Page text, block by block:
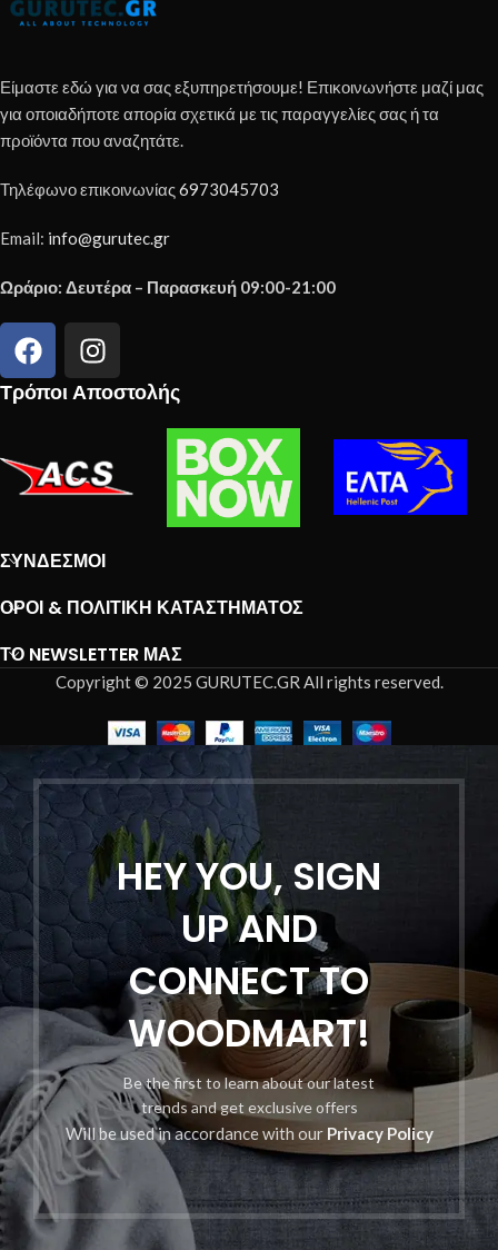
Είμαστε εδώ για να σας εξυπηρετήσουμε! Επικοινωνήστε μαζί μας
για οποιαδήποτε απορία σχετικά με τις παραγγελίες σας ή τα
προϊόντα που αναζητάτε.
Τηλέφωνο επικοινωνίας6973045703
Email: info@gurutec.gr
Ωράριο: Δευτέρα – Παρασκευή 09:00-21:00
Τρόποι Αποστολής
ΣΎΝΔΕΣΜΟΙ
ΌΡΟΙ & ΠΟΛΙΤΙΚΉ ΚΑΤΑΣΤΉΜΑΤΟΣ
ΤΟ NEWSLETTER ΜΑΣ
Copyright © 2025 GURUTEC.GR All rights reserved.
HEY YOU, SIGN
UP AND
CONNECT TO
WOODMART!
Be the first to learn about our latest
trends and get exclusive offers
Will be used in accordance with our Privacy Policy